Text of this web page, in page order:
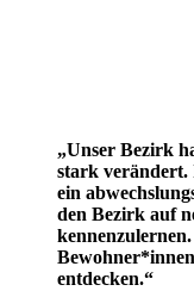
„Unser Bezirk
stark verändert.
ein
den Bezirk auf
entdecken.“